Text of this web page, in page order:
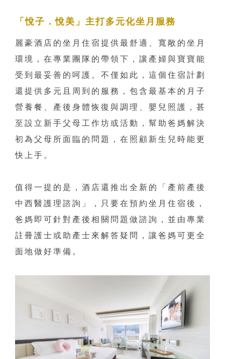
「悅子．悅美」主打多元化坐月服務
麗豪酒店的坐月住宿提供最舒適、寬敞的坐月
環境，在專業團隊的帶領下，讓產婦與寶寶能
受到最妥善的呵護。不僅如此，這個住宿計劃
還提供多元且周到的服務，包含最基本的月子
營養餐、產後身體恢復與調理、嬰兒照護，甚
至設立新手父母工作坊或活動，幫助爸媽解決
初為父母所面臨的問題，在照顧新生兒時能更
快上手。
值得一提的是，酒店還推出全新的「產前產後
中西醫護理諮詢」，只要在預約坐月住宿後，
爸媽即可針對產後相關問題做諮詢，並由專業
註冊護士或助產士來解答疑問，讓爸媽可更全
面地做好準備。